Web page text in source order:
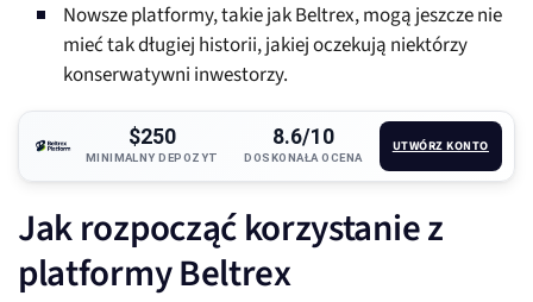
Nowsze platformy, takie jak Beltrex, mogą jeszcze nie
mieć tak długiej historii, jakiej oczekują niektórzy
konserwatywni inwestorzy.
$250
MINIMALNY DEPOZYT
8.6/10
DOSKONAŁA OCENA
UTWÓRZ KONTO
Jak rozpocząć korzystanie z
platformy Beltrex